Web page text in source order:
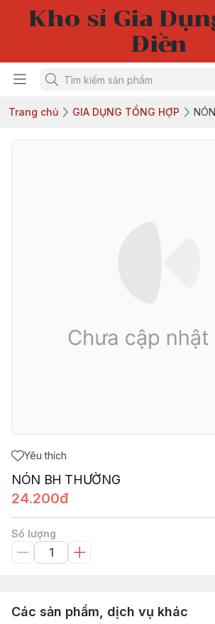
Kho sỉ Gia
Điền
Trang chủ GIA DỤNG TỔNG HỢP
Yêu thích
NÓN BH THƯỜNG
24.200đ
Số lượng
Các sản phẩm, dịch vụ khác